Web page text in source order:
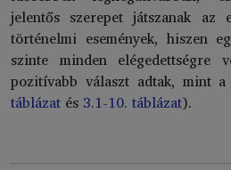
jelentős szerepet játszanak az
történelmi események, hiszen
szinte minden elégedettségre
pozitívabb választ adtak, mint
táblázat és3.1-10. táblázat).